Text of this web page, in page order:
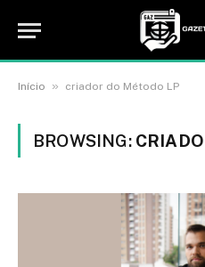
Início » criador do Método LP
BROWSING: